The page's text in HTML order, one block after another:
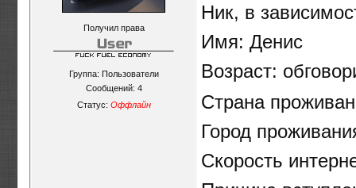
Получил права
Группа: Пользователи
Сообщений: 4
Статус: Оффлайн
Ник, в
Имя: Денис
Возраст:
Страна
Город
Скорость